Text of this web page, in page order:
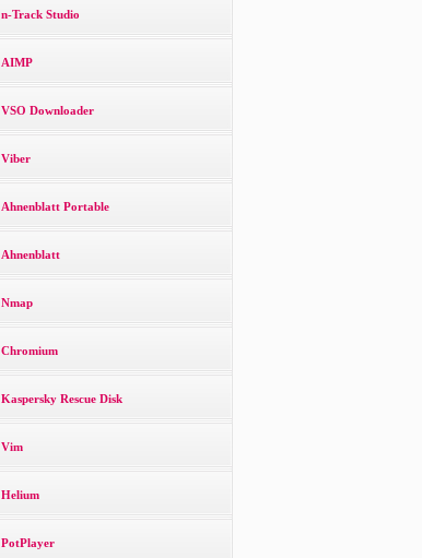
n-Track Studio
AIMP
VSO Downloader
Viber
Ahnenblatt Portable
Ahnenblatt
Nmap
Chromium
Kaspersky Rescue Disk
Vim
Helium
PotPlayer